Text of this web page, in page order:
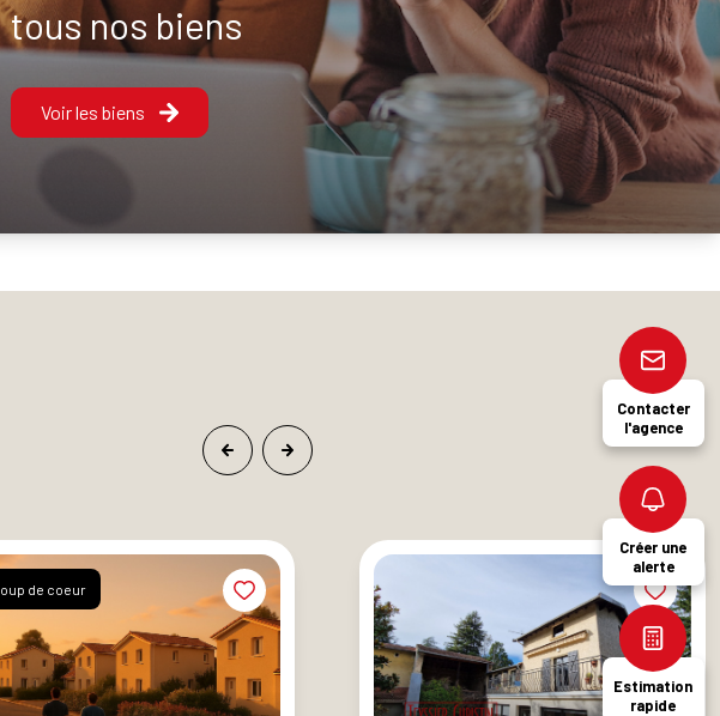
tous nos biens
Voir les biens
Coup de coeur
Contacter
l'agence
Créer une
alerte
Estimation
rapide